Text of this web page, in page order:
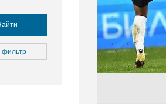
и отдых
фильтр